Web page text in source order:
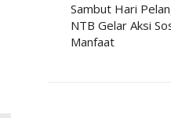
Sambut Hari
NTB Gelar Aksi
Manfaat